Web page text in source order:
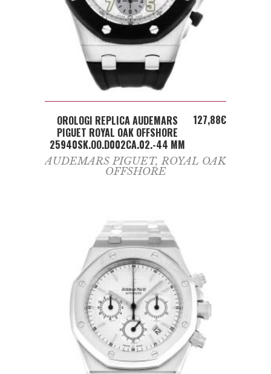
ADD TO CART
OROLOGI REPLICA AUDEMARS
PIGUET ROYAL OAK OFFSHORE
25940SK.OO.D002CA.02.-44 MM
127,88€
AUDEMARS PIGUET, ROYAL OAK
OFFSHORE